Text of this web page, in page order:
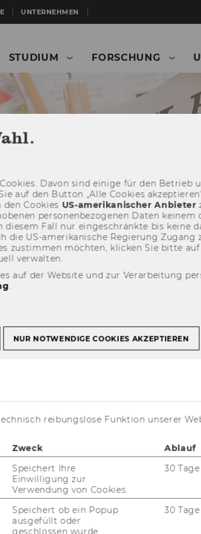
UNTERNEHMEN
STUDIUM FORSCHUNG
Press Releases 2012
auf Englisch verfügbar.
Lutz
grant
Davon sind ei­ni­ge für den
auf den But­ton „Alle Coo­kies
Coo­kies US-​amerikanischer An­bie­ter
per­so­nen­be­zo­ge­nen Daten
die­sem Fall nur ein­ge­schränk­te bis keine
die US-​amerikanische Re­gie­rung Zu­gang
zu­stim­men möch­ten, kli­cken Sie bitte
ver­wal­ten.
auf der Website und zur Verarbeitung
.
NUR NOTWENDIGE COOKIES AKZEPTIEREN
reibungslose Funktion unserer
Zweck Ablauf
Speichert Ihre
Einwilligung zur
Verwendung von Cookies.
30 Tage
Speichert ob ein Popup
ausgefüllt oder
geschlossen wurde.
30 Tage